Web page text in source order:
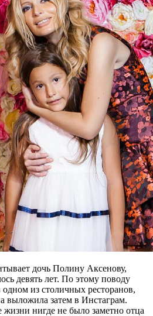
дочь Полину Аксенову,
девять лет. По этому поводу
из столичных ресторанов,
выложила затем в Инстаграм.
нигде не было заметно отца